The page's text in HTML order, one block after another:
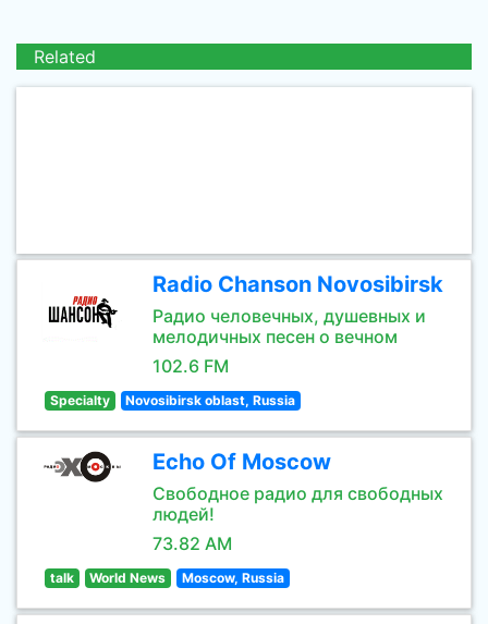
Related
Radio Chanson Novosibirsk
Радио человечных, душевных и
мелодичных песен о вечном
102.6 FM
Specialty Novosibirsk oblast, Russia
Echo Of Moscow
Свободное радио для свободных
людей!
73.82 AM
talk World News Moscow, Russia